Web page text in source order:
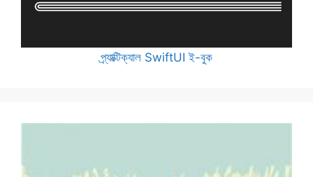
প্র্যাক্টিক্যাল SwiftUI ই-বুক